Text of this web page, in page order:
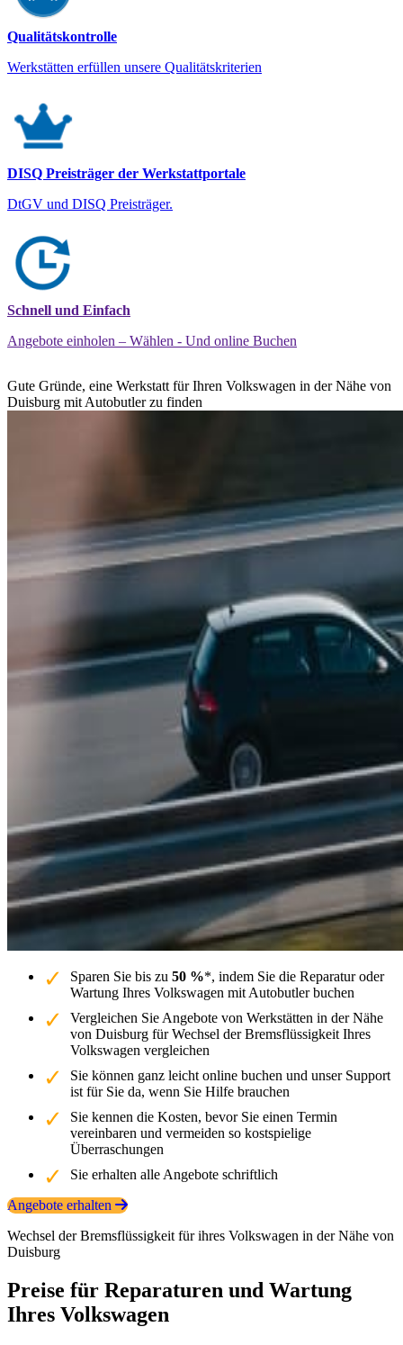
Qualitätskontrolle
Werkstätten erfüllen unsere Qualitätskriterien
DISQ Preisträger der Werkstattportale
DtGV und DISQ Preisträger.
Schnell und Einfach
Angebote einholen – Wählen - Und online Buchen
Gute Gründe, eine Werkstatt für Ihren Volkswagen in der Nähe von
Duisburg mit Autobutler zu finden
Sparen Sie bis zu 50 %*, indem Sie die Reparatur oder
Wartung Ihres Volkswagen mit Autobutler buchen
Vergleichen Sie Angebote von Werkstätten in der Nähe
von Duisburg für Wechsel der Bremsflüssigkeit Ihres
Volkswagen vergleichen
Sie können ganz leicht online buchen und unser Support
ist für Sie da, wenn Sie Hilfe brauchen
Sie kennen die Kosten, bevor Sie einen Termin
vereinbaren und vermeiden so kostspielige
Überraschungen
Sie erhalten alle Angebote schriftlich
Angebote erhalten
Wechsel der Bremsflüssigkeit für ihres Volkswagen in der Nähe von
Duisburg
Preise für Reparaturen und Wartung
Ihres Volkswagen